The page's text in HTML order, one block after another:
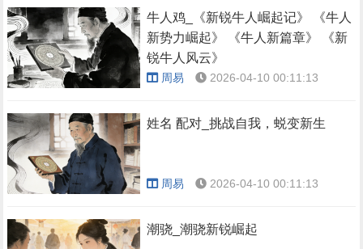
牛人鸡_《新锐牛人崛起记》 《牛人
新势力崛起》 《牛人新篇章》 《新
锐牛人风云》
周易 2026-04-10 00:11:13
姓名 配对_挑战自我，蜕变新生
周易 2026-04-10 00:11:13
潮骁_潮骁新锐崛起